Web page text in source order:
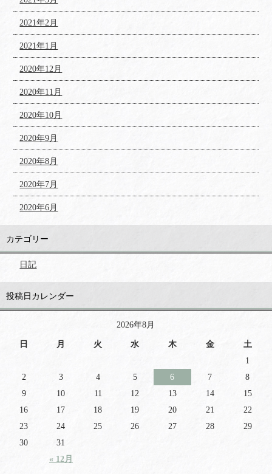
2021年2月
2021年1月
2020年12月
2020年11月
2020年10月
2020年9月
2020年8月
2020年7月
2020年6月
カテゴリー
日記
投稿日カレンダー
2026年8月
日 月 火 水 木 金 土
« 12月
1
2
3 4 5 6 7
8
9
10 11 12 13 14
15
16
17 18 19 20 21
22
23
24 25 26 27 28
29
30
31